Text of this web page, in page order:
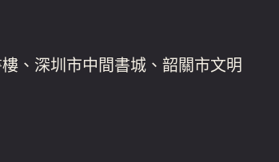
、深圳市中間書城、韶關市文明